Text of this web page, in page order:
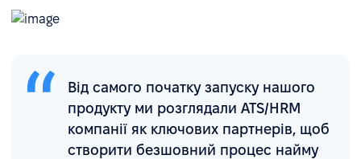
Від самого початку запуску нашого
продукту ми розглядали ATS/HRM
компанії як ключових партнерів, щоб
створити безшовний процес найму